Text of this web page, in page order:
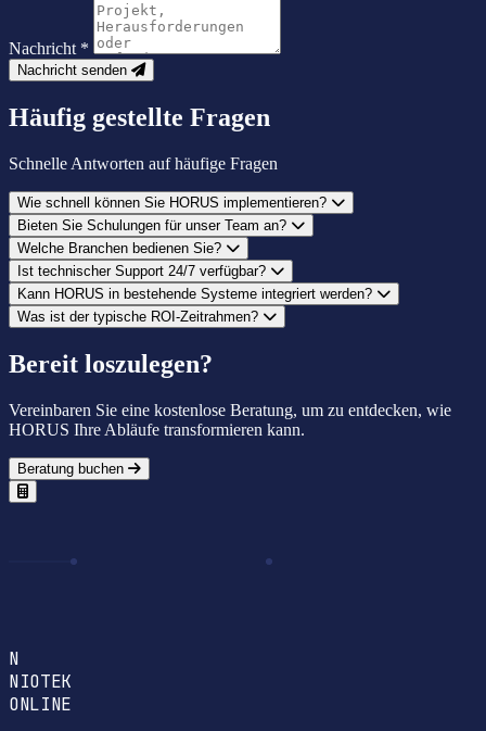
Nachricht *
Nachricht senden
Häufig gestellte Fragen
Schnelle Antworten auf häufige Fragen
Wie schnell können Sie HORUS implementieren?
Bieten Sie Schulungen für unser Team an?
Welche Branchen bedienen Sie?
Ist technischer Support 24/7 verfügbar?
Kann HORUS in bestehende Systeme integriert werden?
Was ist der typische ROI-Zeitrahmen?
Bereit loszulegen?
Vereinbaren Sie eine kostenlose Beratung, um zu entdecken, wie
HORUS Ihre Abläufe transformieren kann.
Beratung buchen
N
NIOTEK
ONLINE